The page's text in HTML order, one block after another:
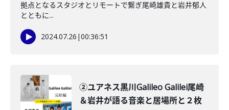
拠点となるスタジオとリモートで繋ぎ尾崎雄貴と岩井郁人
とともに...
2024.07.26 |00:36:51
②ユアネス黒川Galileo Galilei尾崎
＆岩井が語る音楽と居場所と２枚